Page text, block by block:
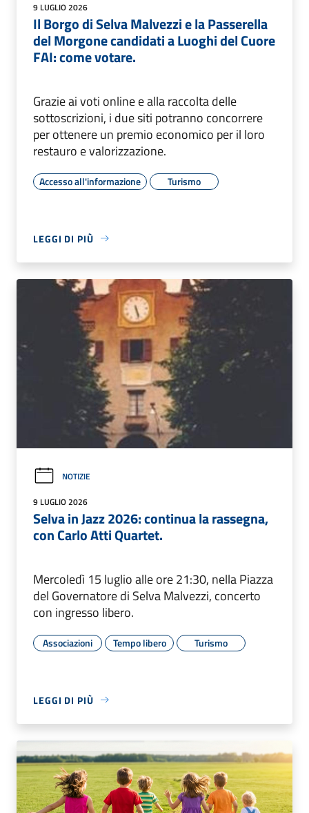
9 LUGLIO 2026
Il Borgo di Selva Malvezzi e la Passerella
del Morgone candidati a Luoghi del Cuore
FAI: come votare.
Grazie ai voti online e alla raccolta delle
sottoscrizioni, i due siti potranno concorrere
per ottenere un premio economico per il loro
restauro e valorizzazione.
Accesso all'informazione Turismo
LEGGI DI PIÙ
NOTIZIE
9 LUGLIO 2026
Selva in Jazz 2026: continua la rassegna,
con Carlo Atti Quartet.
Mercoledì 15 luglio alle ore 21:30, nella Piazza
del Governatore di Selva Malvezzi, concerto
con ingresso libero.
Associazioni Tempo libero Turismo
LEGGI DI PIÙ